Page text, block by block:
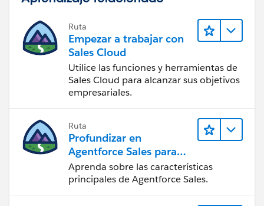
Ruta
Empezar a trabajar con
Sales Cloud
Utilice las funciones y herramientas de
Sales Cloud para alcanzar sus objetivos
empresariales.
Ruta
Profundizar en
Agentforce Sales para
administradores
Aprenda sobre las características
principales de Agentforce Sales.